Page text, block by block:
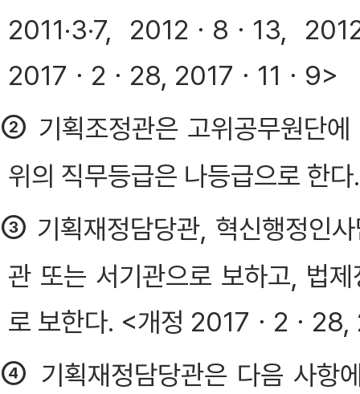
2011·3·7, 2012ㆍ8ㆍ13,
2017ㆍ2ㆍ28, 2017ㆍ11ㆍ9>
② 기획조정관은 고위공무원단
위의 직무등급은 나등급으로 한
③ 기획재정담당관, 혁신행정인
관 또는 서기관으로 보하고, 법
로 보한다. <개정 2017ㆍ2ㆍ
④ 기획재정담당관은 다음 사항